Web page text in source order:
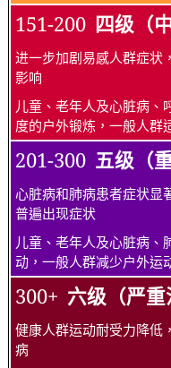
151-200 四级（
进一步加剧易感人群症状
影响
儿童、老年人及心脏病、
度的户外锻炼，一般人群
201-300 五级（
心脏病和肺病患者症状显
普遍出现症状
儿童、老年人及心脏病、
动，一般人群减少户外运
300+ 六级（严重
健康人群运动耐受力降低
病